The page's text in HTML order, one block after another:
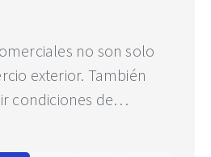
no son solo
exterior. También
condiciones de…